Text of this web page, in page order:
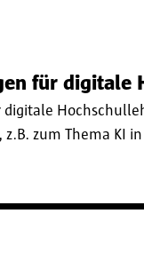
für digitale
digitale
zum Thema KI